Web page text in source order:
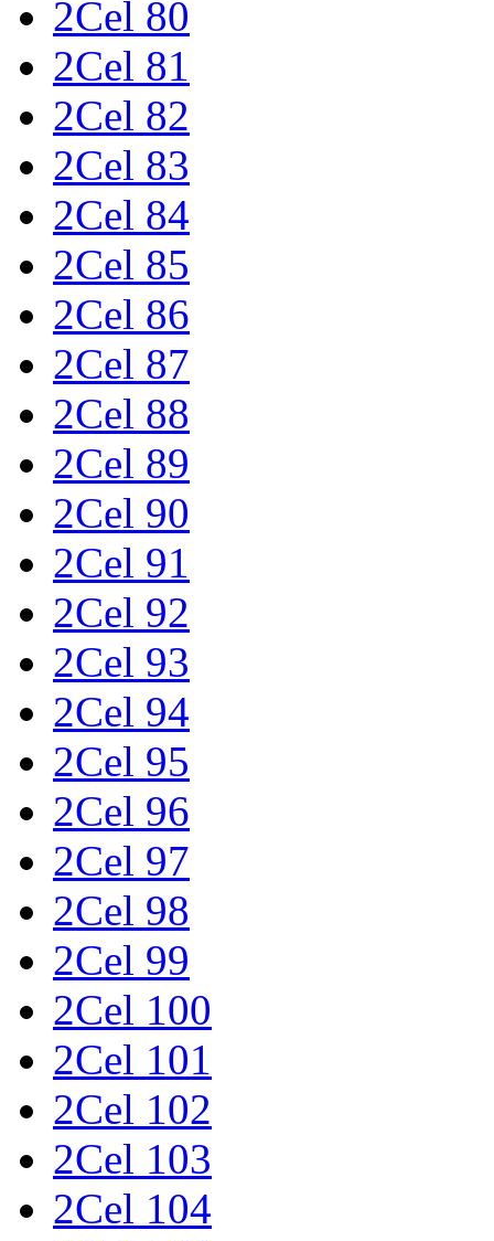
2Cel 80
2Cel 81
2Cel 82
2Cel 83
2Cel 84
2Cel 85
2Cel 86
2Cel 87
2Cel 88
2Cel 89
2Cel 90
2Cel 91
2Cel 92
2Cel 93
2Cel 94
2Cel 95
2Cel 96
2Cel 97
2Cel 98
2Cel 99
2Cel 100
2Cel 101
2Cel 102
2Cel 103
2Cel 104